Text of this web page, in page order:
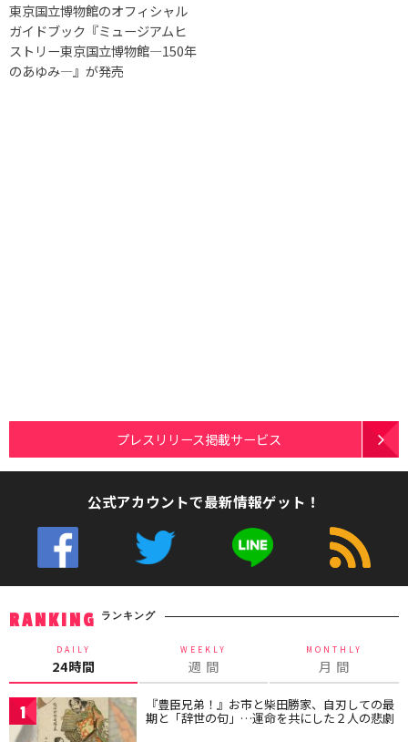
東京国立博物館のオフィシャル
ガイドブック『ミュージアムヒ
ストリー東京国立博物館―150年
のあゆみ―』が発売
プレスリリース掲載サービス
公式アカウントで最新情報ゲット！
RANKING ランキング
DAILY
24時間
WEEKLY
週 間
MONTHLY
月 間
1 『豊臣兄弟！』お市と柴田勝家、自刃しての最
期と「辞世の句」…運命を共にした２人の悲劇